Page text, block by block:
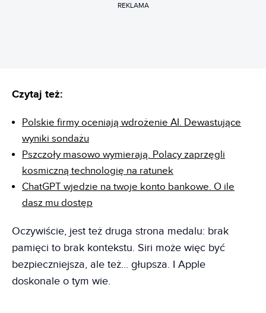
REKLAMA
Czytaj też:
Polskie firmy oceniają wdrożenie AI. Dewastujące
wyniki sondażu
Pszczoły masowo wymierają. Polacy zaprzęgli
kosmiczną technologię na ratunek
ChatGPT wjedzie na twoje konto bankowe. O ile
dasz mu dostęp
Oczywiście, jest też druga strona medalu: brak
pamięci to brak kontekstu. Siri może więc być
bezpieczniejsza, ale też… głupsza. I Apple
doskonale o tym wie.